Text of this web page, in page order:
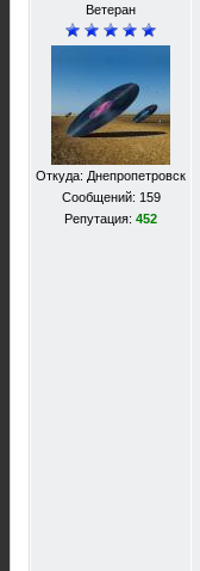
Ветеран
Откуда: Днепропетровск
Сообщений: 159
Репутация: 452